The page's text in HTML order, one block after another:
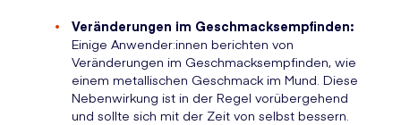
Veränderungen im Geschmacksempfinden:
Einige Anwender:innen berichten von
Veränderungen im Geschmacksempfinden, wie
einem metallischen Geschmack im Mund. Diese
Nebenwirkung ist in der Regel vorübergehend
und sollte sich mit der Zeit von selbst bessern.